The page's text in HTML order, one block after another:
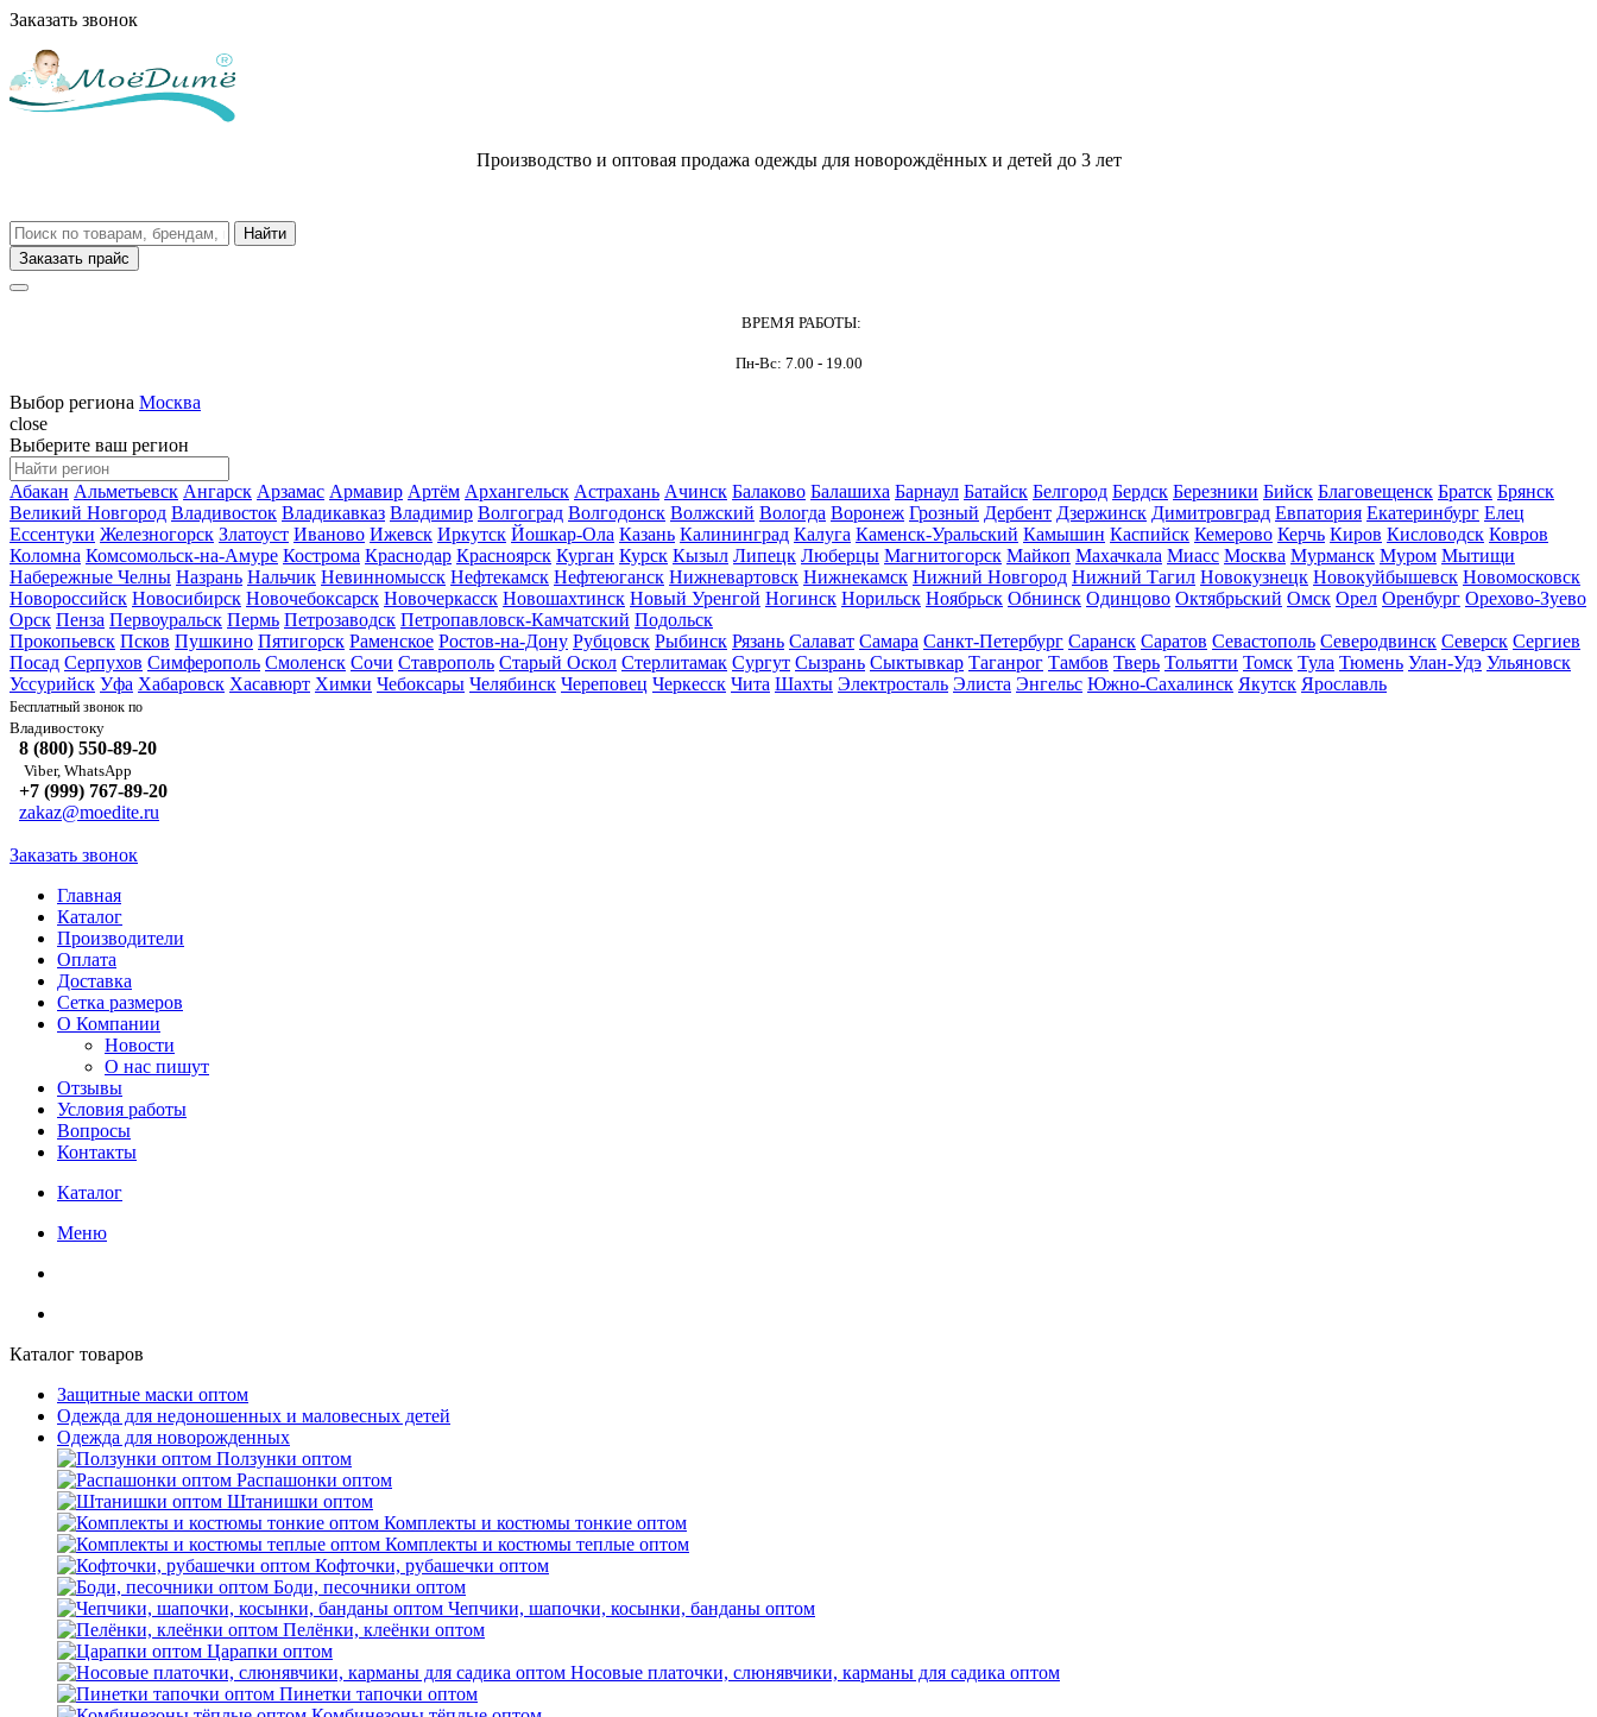
Заказать звонок
Производство и оптовая продажа одежды для новорождённых и детей до 3 лет
Заказать прайс
ВРЕМЯ РАБОТЫ:
Пн-Вс: 7.00 - 19.00
Выбор региона Москва
close
Выберите ваш регион
Абакан Альметьевск Ангарск Арзамас Армавир Артём Архангельск Астрахань Ачинск Балаково Балашиха Барнаул Батайск Белгород Бердск Березники Бийск Благовещенск Братск Брянск
Великий Новгород Владивосток Владикавказ Владимир Волгоград Волгодонск Волжский Вологда Воронеж Грозный Дербент Дзержинск Димитровград Евпатория Екатеринбург Елец
Ессентуки Железногорск Златоуст Иваново Ижевск Иркутск Йошкар-Ола Казань Калининград Калуга Каменск-Уральский Камышин Каспийск Кемерово Керчь Киров Кисловодск Ковров
Коломна Комсомольск-на-Амуре Кострома Краснодар Красноярск Курган Курск Кызыл Липецк Люберцы Магнитогорск Майкоп Махачкала Миасс Москва Мурманск Муром Мытищи
Набережные Челны Назрань Нальчик Невинномысск Нефтекамск Нефтеюганск Нижневартовск Нижнекамск Нижний Новгород Нижний Тагил Новокузнецк Новокуйбышевск Новомосковск
Новороссийск Новосибирск Новочебоксарск Новочеркасск Новошахтинск Новый Уренгой Ногинск Норильск Ноябрьск Обнинск Одинцово Октябрьский Омск Орел Оренбург Орехово-Зуево
Орск Пенза Первоуральск Пермь Петрозаводск Петропавловск-Камчатский Подольск
Прокопьевск Псков Пушкино Пятигорск Раменское Ростов-на-Дону Рубцовск Рыбинск Рязань Салават Самара Санкт-Петербург Саранск Саратов Севастополь Северодвинск Северск Сергиев
Посад Серпухов Симферополь Смоленск Сочи Ставрополь Старый Оскол Стерлитамак Сургут Сызрань Сыктывкар Таганрог Тамбов Тверь Тольятти Томск Тула Тюмень Улан-Удэ Ульяновск
Уссурийск Уфа Хабаровск Хасавюрт Химки Чебоксары Челябинск Череповец Черкесск Чита Шахты Электросталь Элиста Энгельс Южно-Сахалинск Якутск Ярославль
Бесплатный звонок по
Владивостоку
8 (800) 550-89-20
Viber, WhatsApp
+7 (999) 767-89-20
zakaz@moedite.ru
Заказать звонок
Главная
Каталог
Производители
Оплата
Доставка
Сетка размеров
О Компании
Новости
О нас пишут
Отзывы
Условия работы
Вопросы
Контакты
Каталог
Меню
Каталог товаров
Защитные маски оптом
Одежда для недоношенных и маловесных детей
Одежда для новорожденных
Ползунки оптом
Распашонки оптом
Штанишки оптом
Комплекты и костюмы тонкие оптом
Комплекты и костюмы теплые оптом
Кофточки, рубашечки оптом
Боди, песочники оптом
Чепчики, шапочки, косынки, банданы оптом
Пелёнки, клеёнки оптом
Царапки оптом
Носовые платочки, слюнявчики, карманы для садика оптом
Пинетки тапочки оптом